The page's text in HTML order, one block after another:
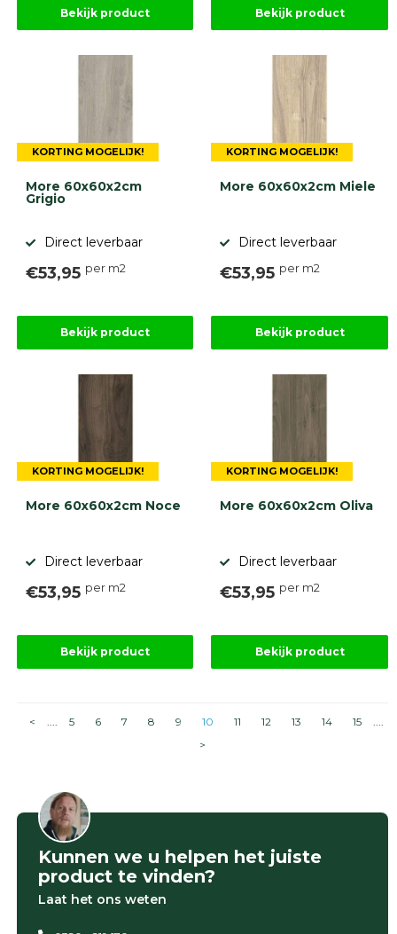
Bekijk product Bekijk product
KORTING MOGELIJK!
More 60x60x2cm
Grigio
Direct leverbaar
€53,95 per m2
Bekijk product
KORTING MOGELIJK!
More 60x60x2cm Miele
Direct leverbaar
€53,95 per m2
Bekijk product
KORTING MOGELIJK!
More 60x60x2cm Noce
Direct leverbaar
€53,95 per m2
Bekijk product
KORTING MOGELIJK!
More 60x60x2cm Oliva
Direct leverbaar
€53,95 per m2
Bekijk product
< .... 5 6 7 8 9 10 11 12 13 14 15
....
>
Kunnen we u helpen het juiste
product te vinden?
Laat het ons weten